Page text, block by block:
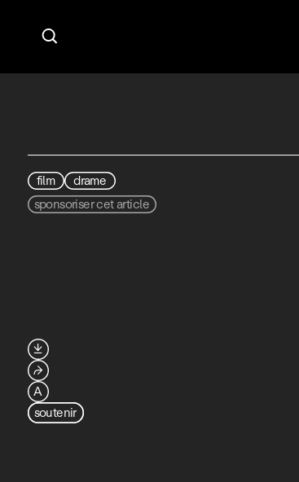

film
drame
sponsoriser cet article

⮫
A
soutenir